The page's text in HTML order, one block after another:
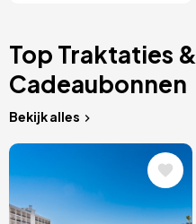
Top Traktaties &
Cadeaubonnen
Bekijk alles